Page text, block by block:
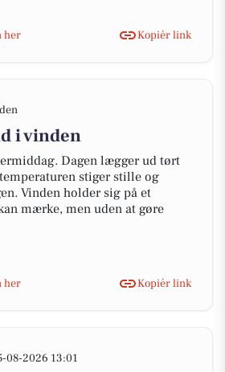
her
Kopiér link
i vinden
Dagen lægger ud tørt
stiger stille og
Vinden holder sig på et
mærke, men uden at gøre
her
Kopiér link
08-2026 13:01